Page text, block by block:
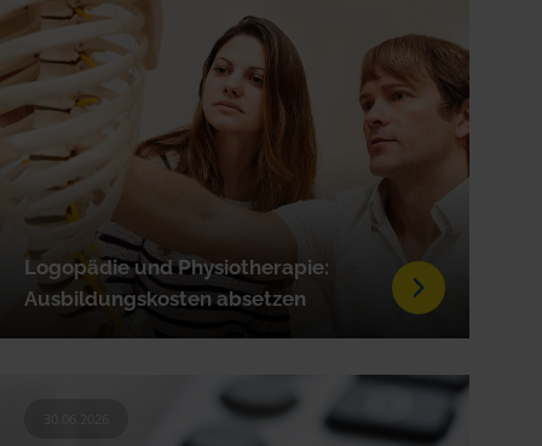
Logopädie und Physiotherapie:
Ausbildungskosten absetzen